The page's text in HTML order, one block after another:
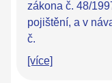
zákona č. 48/
pojištění, a v
č.
[více]